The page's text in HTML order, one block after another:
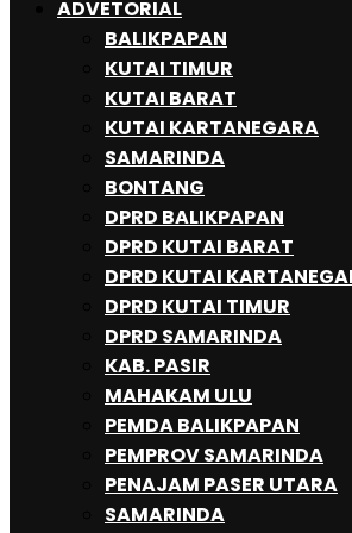
ADVETORIAL
BALIKPAPAN
KUTAI TIMUR
KUTAI BARAT
KUTAI KARTANEGARA
SAMARINDA
BONTANG
DPRD BALIKPAPAN
DPRD KUTAI BARAT
DPRD KUTAI
DPRD KUTAI TIMUR
DPRD SAMARINDA
KAB. PASIR
MAHAKAM ULU
PEMDA BALIKPAPAN
PEMPROV SAMARINDA
PENAJAM PASER UTARA
SAMARINDA